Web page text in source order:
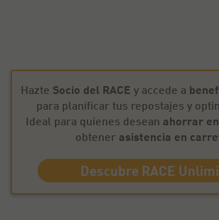
Hazte Socio del RACE y accede a
para planificar tus repostajes y
Ideal para quienes desean ahorrar
obtener asistencia en
Descubre RACE